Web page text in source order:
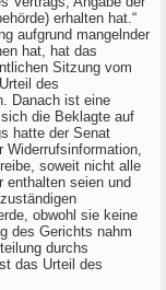
erhalten hat.“
aufgrund mangelnder
hat, hat das
Sitzung vom
des
Danach ist eine
die Beklagte auf
hatte der Senat
Widerrufsinformation,
soweit nicht alle
enthalten seien und
obwohl sie keine
des Gerichts nahm
durchs
das Urteil des